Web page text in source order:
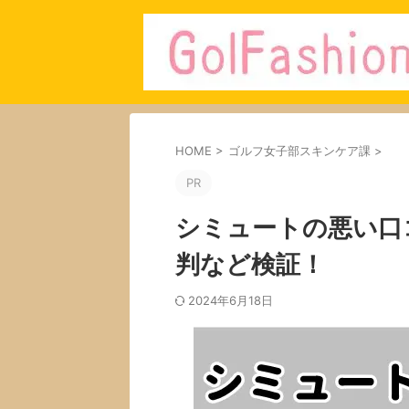
HOME > ゴルフ女子部スキンケア課 >
PR
シミュートの悪い
判など検証！
2024年6月18日